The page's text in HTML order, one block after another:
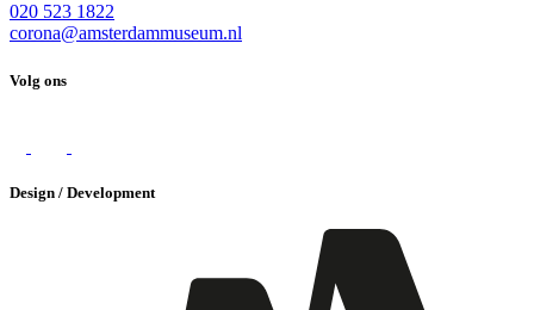
020 523 1822
corona@amsterdammuseum.nl
Volg ons
Design / Development